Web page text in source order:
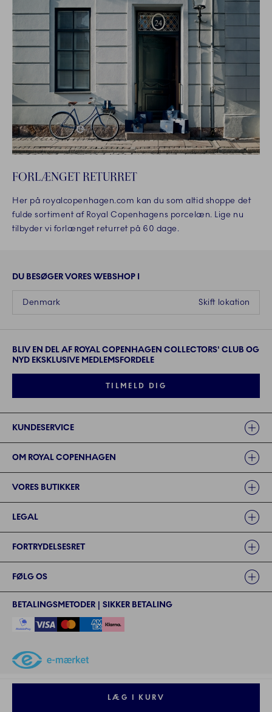
LÆG I KURV
FORLÆNGET RETURRET
Her på royalcopenhagen.com kan du som altid shoppe det
fulde sortiment af Royal Copenhagens porcelæn. Lige nu
tilbyder vi forlænget returret på 60 dage.
DU BESØGER VORES WEBSHOP I
Skift lokation
Denmark
BLIV EN DEL AF ROYAL COPENHAGEN COLLECTORS' CLUB OG
NYD EKSKLUSIVE MEDLEMSFORDELE
TILMELD DIG
KUNDESERVICE
OM ROYAL COPENHAGEN
VORES BUTIKKER
LEGAL
FORTRYDELSESRET
FØLG OS
BETALINGSMETODER | SIKKER BETALING
©2024 ROYAL COPENHAGEN - - Fiskars Denmark (Vita) A/S
©2024 ROYAL COPENHAGEN - Fiskars Denmark (Vita) A/S - CVR: 26